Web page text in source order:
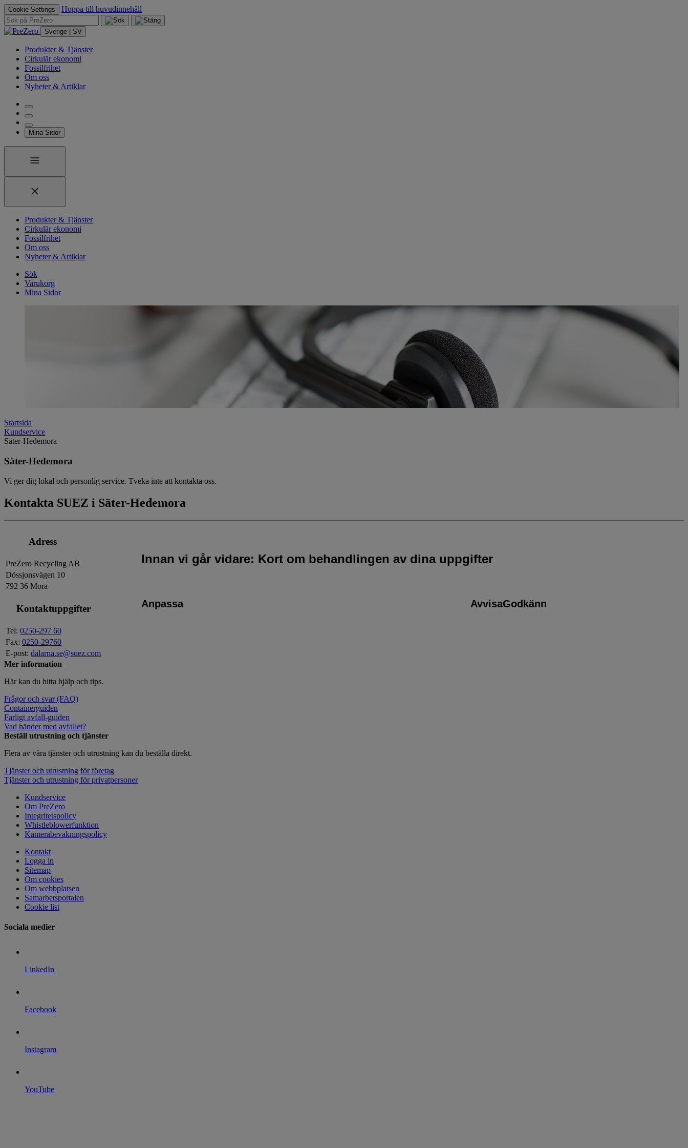
Innan vi går vidare: Kort om behandlingen av dina uppgifter
Anpassa AvvisaGodkänn
Cookie Settings Hoppa till huvudinnehåll
Sverige | SV
Produkter & Tjänster
Cirkulär ekonomi
Fossilfrihet
Om oss
Nyheter & Artiklar
Mina Sidor
Produkter & Tjänster
Cirkulär ekonomi
Fossilfrihet
Om oss
Nyheter & Artiklar
Sök
Varukorg
Mina Sidor
Startsida
Kundservice
Säter-Hedemora
Säter-Hedemora
Vi ger dig lokal och personlig service. Tveka inte att kontakta oss.
Kontakta SUEZ i Säter-Hedemora
Adress
PreZero Recycling AB
Dössjonsvägen 10
792 36 Mora
Kontaktuppgifter
Tel: 0250-297 60
Fax: 0250-29760
E-post: dalarna.se@suez.com
Mer information
Här kan du hitta hjälp och tips.
Frågor och svar (FAQ)
Containerguiden
Farligt avfall-guiden
Vad händer med avfallet?
Beställ utrustning och tjänster
Flera av våra tjänster och utrustning kan du beställa direkt.
Tjänster och utrustning för företag
Tjänster och utrustning för privatpersoner
Kundservice
Om PreZero
Integritetspolicy
Whistleblowerfunktion
Kamerabevakningspolicy
Kontakt
Logga in
Sitemap
Om cookies
Om webbplatsen
Samarbetsportalen
Cookie list
Sociala medier
LinkedIn
Facebook
Instagram
YouTube